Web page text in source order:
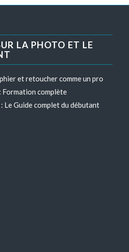
LA PHOTO ET LE
et retoucher comme un pro
complète
Le Guide complet du débutant